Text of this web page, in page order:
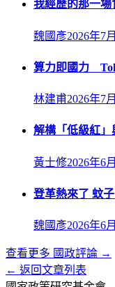
我經歷的那一場
魏國彥2026年7
算力即國力
林建甫2026年7
解構「低級紅
黃士修2026年6
登革熱來了 蚊
魏國彥2026年6
查看更多 國政評論 →
← 返回文章列表